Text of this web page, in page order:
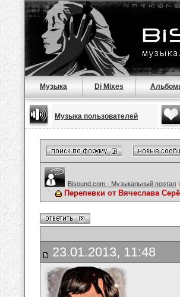
Музыка Dj Mixes
Музыка пользователей
Bisound.com - Музыкальный портал
Перепевки от Вячеслава
23.01.2013, 11:48